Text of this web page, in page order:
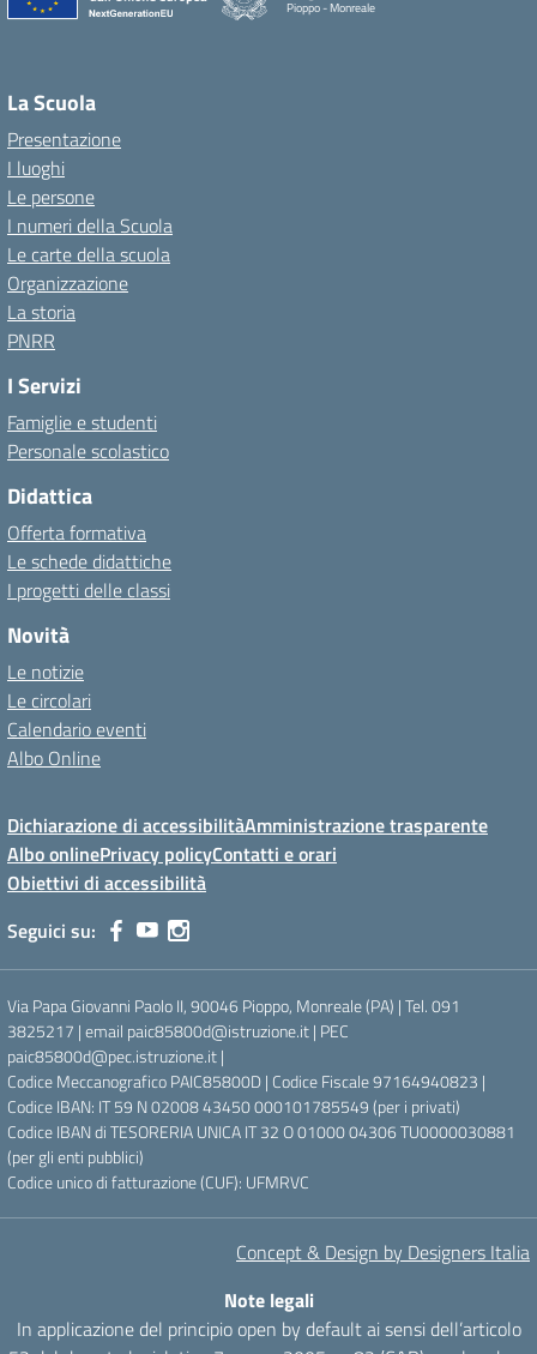
Pioppo - Monreale
La Scuola
Presentazione
I luoghi
Le persone
I numeri della Scuola
Le carte della scuola
Organizzazione
La storia
PNRR
I Servizi
Famiglie e studenti
Personale scolastico
Didattica
Offerta formativa
Le schede didattiche
I progetti delle classi
Novità
Le notizie
Le circolari
Calendario eventi
Albo Online
Dichiarazione di accessibilitàAmministrazione trasparente
Albo onlinePrivacy policyContatti e orari
Obiettivi di accessibilità
Seguici su:
Via Papa Giovanni Paolo II, 90046 Pioppo, Monreale (PA) | Tel. 091
3825217 | email paic85800d@istruzione.it | PEC
paic85800d@pec.istruzione.it |
Codice Meccanografico PAIC85800D | Codice Fiscale 97164940823 |
Codice IBAN: IT 59 N 02008 43450 000101785549 (per i privati)
Codice IBAN di TESORERIA UNICA IT 32 O 01000 04306 TU0000030881
(per gli enti pubblici)
Codice unico di fatturazione (CUF): UFMRVC
Concept & Design by Designers Italia
Note legali
In applicazione del principio open by default ai sensi dell’articolo